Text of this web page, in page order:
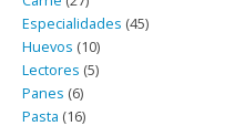
Especialidades (45)
Huevos (10)
Lectores (5)
Panes (6)
Pasta (16)